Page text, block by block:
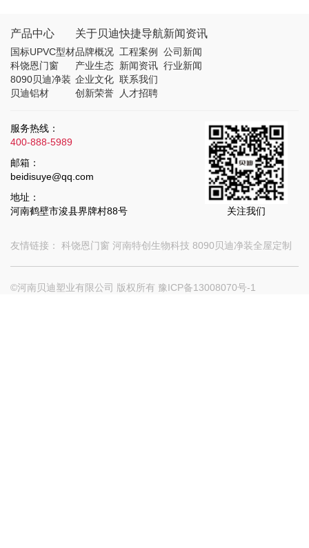
产品中心
国标UPVC型材
科饶恩门窗
8090贝迪净装
贝迪铝材
关于贝迪
品牌概况
产业生态
企业文化
创新荣誉
快捷导航
工程案例
新闻资讯
联系我们
人才招聘
新闻资讯
公司新闻
行业新闻
服务热线：
400-888-5989
邮箱：
beidisuye@qq.com
地址：
河南鹤壁市浚县界牌村88号
关注我们
友情链接： 科饶恩门窗 河南特创生物科技 8090贝迪净装全屋定制
©河南贝迪塑业有限公司 版权所有 豫ICP备13008070号-1